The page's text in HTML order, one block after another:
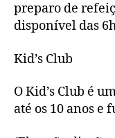
preparo de
disponível das
Kid’s Club
O Kid’s Club é
até os 10 anos